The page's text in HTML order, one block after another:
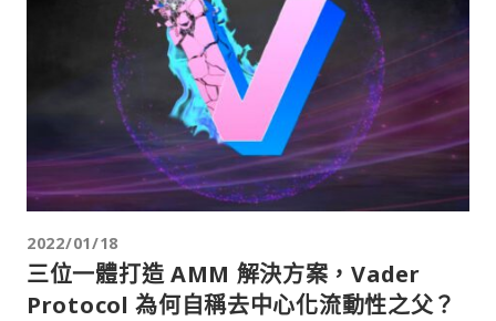
2022/01/18
三位一體打造 AMM 解決方案，Vader
Protocol 為何自稱去中心化流動性之父？